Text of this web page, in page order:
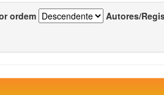
ordem Autores/